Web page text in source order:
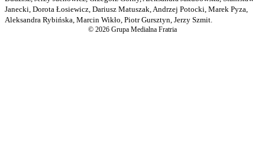
Janecki, Dorota Łosiewicz, Dariusz Matuszak, Andrzej Potocki, Marek Pyza,
Aleksandra Rybińska, Marcin Wikło, Piotr Gursztyn, Jerzy Szmit.
© 2026 Grupa Medialna Fratria